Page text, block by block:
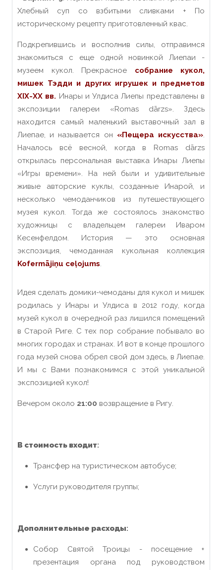
Хлебный суп со взбитыми сливками + По
историческому рецепту приготовленный квас.
Подкрепившись и восполнив силы, отправимся
знакомиться с еще одной новинкой Лиепаи -
музеем кукол. Прекрасное собрание кукол,
мишек Тэдди и других игрушек и предметов
XIX-XX вв. Инары и Улдиса Лиепы представлены в
экспозиции галереи «Romas dārzs». Здесь
находится самый маленький выставочный зал в
Лиепае, и называется он «Пещера искусства».
Началось всё весной, когда в Romas dārzs
открылась персональная выставка Инары Лиепы
«Игры времени». На ней были и удивительные
живые авторские куклы, созданные Инарой, и
несколько чемоданчиков из путешествующего
музея кукол. Тогда же состоялось знакомство
художницы с владельцем галереи Иваром
Кесенфелдом. История — это основная
экспозиция, чемоданная кукольная коллекция
Kofermājiņu ceļojums.
Идея сделать домики-чемоданы для кукол и мишек
родилась у Инары и Улдиса в 2012 году, когда
музей кукол в очередной раз лишился помещений
в Старой Риге. С тех пор собрание побывало во
многих городах и странах. И вот в конце прошлого
года музей снова обрел свой дом здесь, в Лиепае.
И мы с Вами познакомимся с этой уникальной
экспозицией кукол!
Вечером около 21:00 возвращение в Ригу.
В стоимость входит:
Трансфер на туристическом автобусе;
Услуги руководителя группы;
Дополнительные расходы:
Собор Святой Троицы - посещение +
презентация органа под руководством